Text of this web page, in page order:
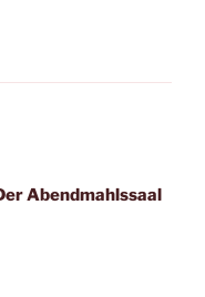
Abendmahlssaal